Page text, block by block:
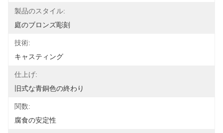
製品のスタイル:
庭のブロンズ彫刻
技術:
キャスティング
仕上げ:
旧式な青銅色の終わり
関数:
腐食の安定性